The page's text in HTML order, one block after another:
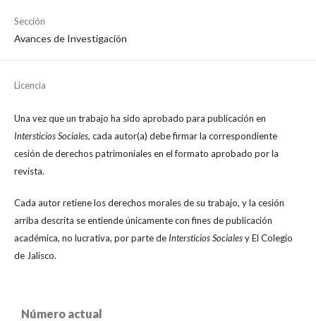
Sección
Avances de Investigación
Licencia
Una vez que un trabajo ha sido aprobado para publicación en
Intersticios Sociales, cada autor(a) debe firmar la correspondiente
cesión de derechos patrimoniales en el formato aprobado por la
revista.
Cada autor retiene los derechos morales de su trabajo, y la cesión
arriba descrita se entiende únicamente con fines de publicación
académica, no lucrativa, por parte de Intersticios Socialesy El Colegio
de Jalisco.
Número actual